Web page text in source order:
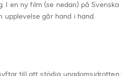
en ny film (se nedan) på Svenska
går hand i hand.